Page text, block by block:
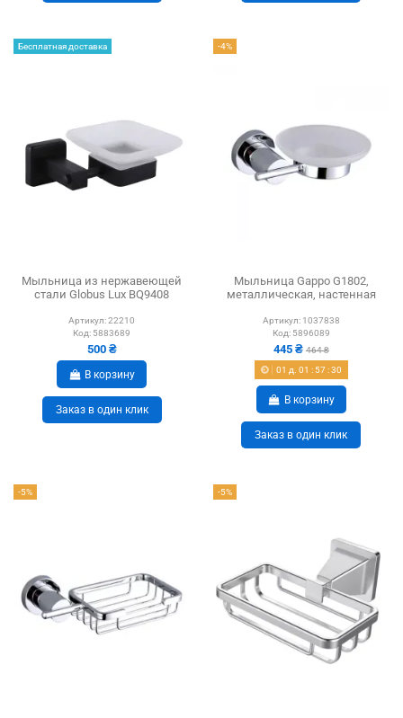
Бесплатная доставка
Мыльница из нержавеющей
стали Globus Lux BQ9408
Артикул:22210
Код: 5883689
500 ₴
В корзину
Заказ в один клик
-4%
Мыльница Gappo G1802,
металлическая, настенная
Артикул: 1037838
Код: 5896089
445 ₴ 464 ₴
01 д. 01 : 57:29
В корзину
Заказ в один клик
-5% -5%